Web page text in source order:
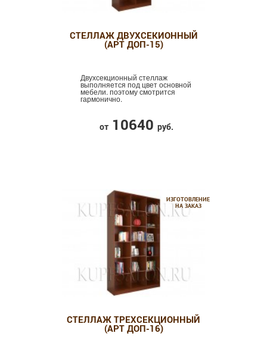
СТЕЛЛАЖ ДВУХСЕКИОННЫЙ
(АРТ ДОП-15)
Двухсекционный стеллаж
выполняется под цвет основной
мебели. поэтому смотрится
гармонично.
от 10640 руб.
ИЗГОТОВЛЕНИЕ
НА ЗАКАЗ
СТЕЛЛАЖ ТРЕХСЕКЦИОННЫЙ
(АРТ ДОП-16)